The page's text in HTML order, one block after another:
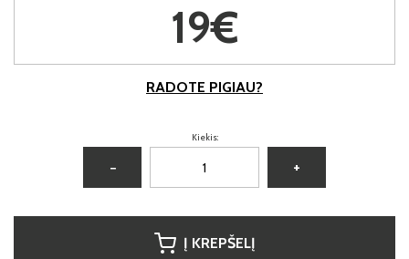
19€
RADOTE PIGIAU?
Kiekis:
− +
Į KREPŠELĮ